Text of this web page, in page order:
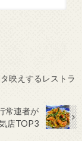
映えするレストラ
常連者が
店TOP3